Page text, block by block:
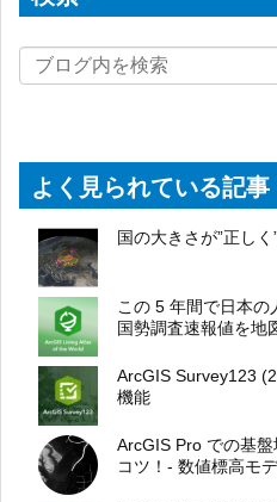
よく見られている記事
国の大きさが”正し
この 5 年間で日本
国勢調査速報値を地
ArcGIS Survey123
機能
ArcGIS Pro での基
コツ！- 数値標高モ